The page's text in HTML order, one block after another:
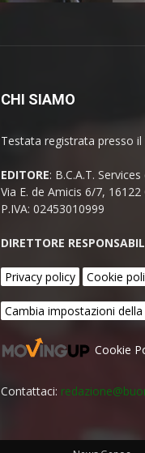
CHI SIAMO
Testata registrata presso
EDITORE: B.C.A.T.
Via E. de Amicis 6/7, 16122
P.IVA: 02453010999
DIRETTORE
Privacy policy Cookie
Cambia impostazioni
Cookie
Contattaci: